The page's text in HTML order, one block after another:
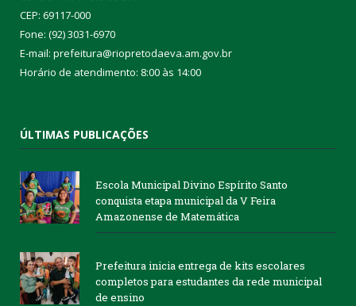
CEP: 69117-000
Fone: (92) 3031-6970
E-mail: prefeitura@riopretodaeva.am.gov.br
Horário de atendimento: 8:00 às 14:00
ÚLTIMAS PUBLICAÇÕES
Escola Municipal Divino Espírito Santo
conquista etapa municipal da V Feira
Amazonense de Matemática
Prefeitura inicia entrega de kits escolares
completos para estudantes da rede municipal
de ensino